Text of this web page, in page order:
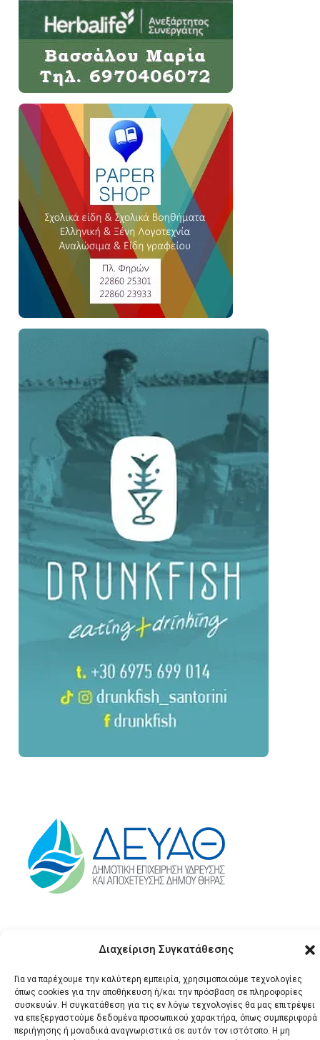
Διαχείριση Συγκατάθεσης
Για να παρέχουμε την καλύτερη εμπειρία, χρησιμοποιούμε τεχνολογίες
όπως cookies για την αποθήκευση ή/και την πρόσβαση σε πληροφορίες
συσκευών. Η συγκατάθεση για τις εν λόγω τεχνολογίες θα μας επιτρέψει
να επεξεργαστούμε δεδομένα προσωπικού χαρακτήρα, όπως συμπεριφορά
περιήγησης ή μοναδικά αναγνωριστικά σε αυτόν τον ιστότοπο. Η μη
© 2026 Santonews - Όλα